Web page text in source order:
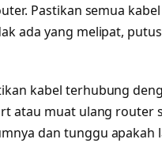
Pastikan semua
ada yang melipat,
kabel terhubung
atau muat ulang router
dan tunggu apakah